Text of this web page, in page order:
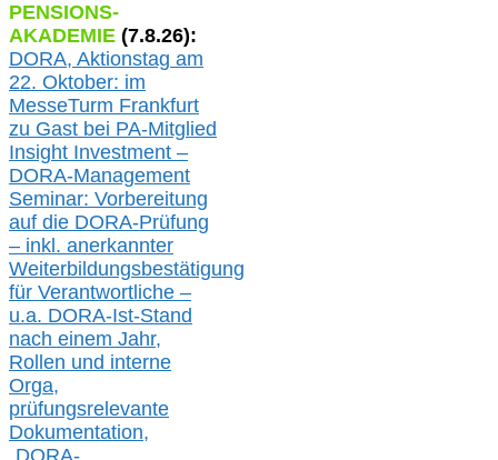
PENSIONS-
AKADEMIE (7.8.26):
DORA, Aktionstag am
22. Oktober: im
MesseTurm Frankfurt
zu Gast bei PA-Mitglied
Insight Investment –
DORA-Management
Seminar: Vorbereitung
auf die DORA-Prüfung
– inkl. anerkannter
Weiterbildungsbestätigung
für Verantwortliche –
u.a. DORA-Ist-Stand
nach einem Jahr,
Rollen und interne
Orga,
prüfungsrelevante
Dokumentation,